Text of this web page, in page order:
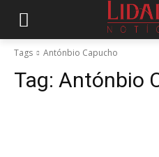
Tags Antónbio Capucho
Tag: Antónbio